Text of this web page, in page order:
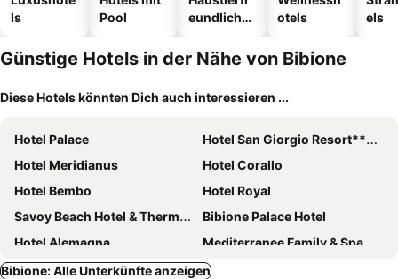
ls
Pool
eundliche
otels
els
Günstige Hotels in der Nähe von Bibione
Diese Hotels könnten Dich auch interessieren ...
Hotel Palace
Hotel San Giorgio Resort****s
Hotel Meridianus
Hotel Corallo
Hotel Bembo
Hotel Royal
Savoy Beach Hotel & Thermal Spa
Bibione Palace Hotel
Hotel Alemagna
Mediterranee Family & Spa Hotel
Hotel Gardenia
Hotel Luna
Bibione: Alle Unterkünfte anzeigen